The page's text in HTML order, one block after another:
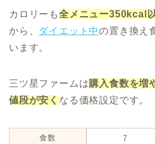
カロリーも全メニュー350kcal
から、 ダイエット中の置き換え
います。
三ツ星ファームは購入食数を増
値段が安く なる価格設定です。
食数 7